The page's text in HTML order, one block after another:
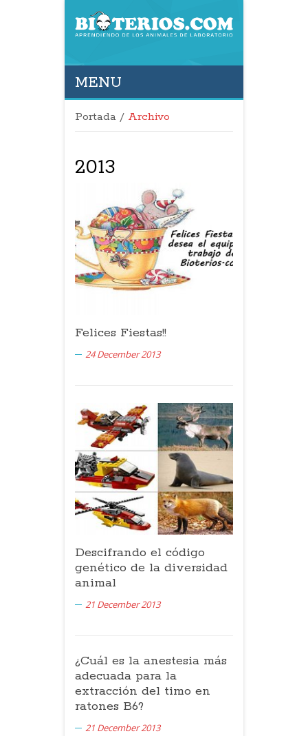
MENU
Portada / Archivo
2013
Felices Fiestas!!
24 December 2013
Descifrando el código
genético de la diversidad
animal
21 December 2013
¿Cuál es la anestesia más
adecuada para la
extracción del timo en
ratones B6?
21 December 2013